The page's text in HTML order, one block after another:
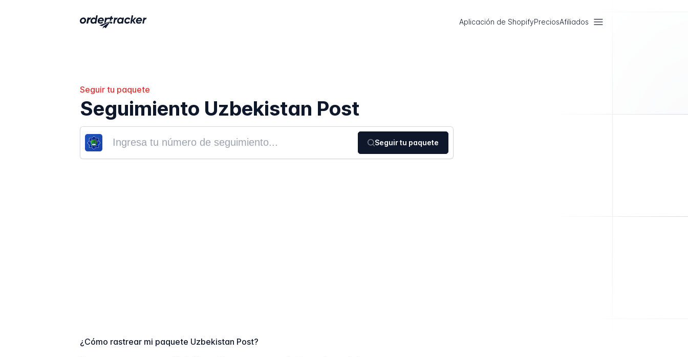
Aplicación de ShopifyPreciosAfiliados
Seguir tu paquete
Seguimiento Uzbekistan Post
Seguir tu paquete
¿Cómo rastrear mi paquete Uzbekistan Post?